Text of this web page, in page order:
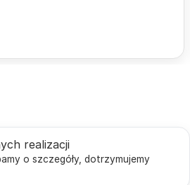
realizacji
o szczegóły, dotrzymujemy